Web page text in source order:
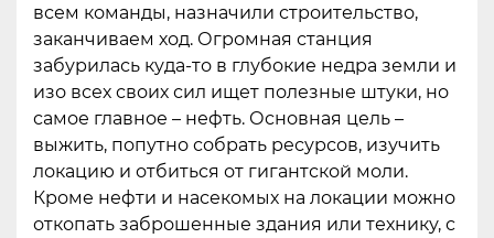
всем команды, назначили строительство,
заканчиваем ход. Огромная станция
забурилась куда-то в глубокие недра земли и
изо всех своих сил ищет полезные штуки, но
самое главное – нефть. Основная цель –
выжить, попутно собрать ресурсов, изучить
локацию и отбиться от гигантской моли.
Кроме нефти и насекомых на локации можно
откопать заброшенные здания или технику, с